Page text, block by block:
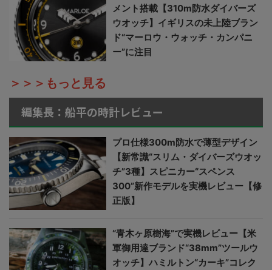
メント搭載【310m防水ダイバーズ
ウオッチ】イギリスの未上陸ブラン
ド“マーロウ・ウォッチ・カンパニ
ー”に注目
＞＞＞もっと見る
編集長：船平の時計レビュー
プロ仕様300m防水で薄型デザイン
【新常識“スリム・ダイバーズウオッ
チ”3種】スピニカー“スペンス
300”新作モデルを実機レビュー【修
正版】
“青木ヶ原樹海”で実機レビュー【米
軍御用達ブランド“38mm”ツールウ
オッチ】ハミルトン“カーキ”コレク